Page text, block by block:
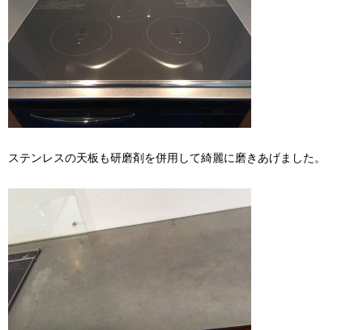
ステンレスの天板も研磨剤を併用して綺麗に磨きあげました。